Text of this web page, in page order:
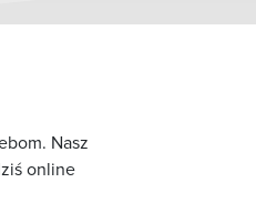
Nasz
online